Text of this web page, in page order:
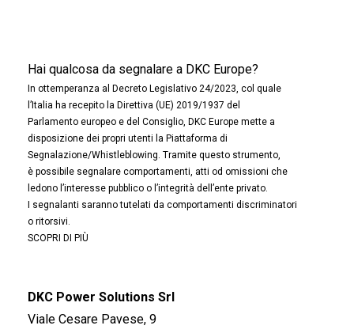
Hai qualcosa da segnalare a DKC Europe?
In ottemperanza al Decreto Legislativo 24/2023, col quale
l’Italia ha recepito la Direttiva (UE) 2019/1937 del
Parlamento europeo e del Consiglio, DKC Europe mette a
disposizione dei propri utenti la Piattaforma di
Segnalazione/Whistleblowing. Tramite questo strumento,
è possibile segnalare comportamenti, atti od omissioni che
ledono l’interesse pubblico o l’integrità dell’ente privato.
I segnalanti saranno tutelati da comportamenti discriminatori
o ritorsivi.
SCOPRI DI PIÙ
DKC Power Solutions Srl
Viale Cesare Pavese, 9